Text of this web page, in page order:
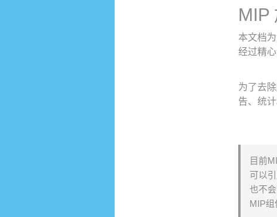
MIP
本文档
经过精
为了去
告、统
目前
可以
也不
MIP组